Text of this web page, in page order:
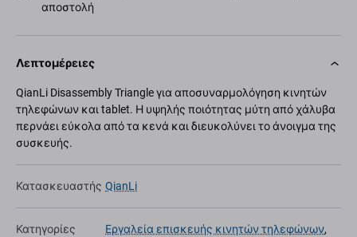
αποστολή
Λεπτομέρειες
QianLi Disassembly Triangle για αποσυναρμολόγηση κινητών
τηλεφώνων και tablet. Η υψηλής ποιότητας μύτη από χάλυβα
περνάει εύκολα από τα κενά και διευκολύνει το άνοιγμα της
συσκευής.
Κατασκευαστής QianLi
Κατηγορίες Εργαλεία επισκευής κινητών τηλεφώνων,